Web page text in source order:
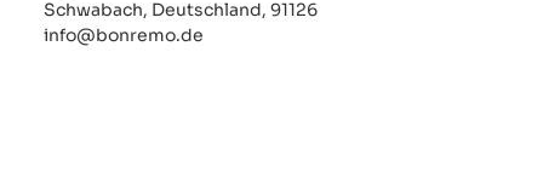
Schwabach, Deutschland, 91126
info@bonremo.de